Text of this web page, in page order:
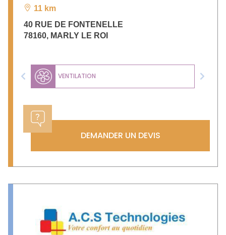
11 km
40 RUE DE FONTENELLE
78160, MARLY LE ROI
VENTILATION
Previous Next
DEMANDER UN DEVIS